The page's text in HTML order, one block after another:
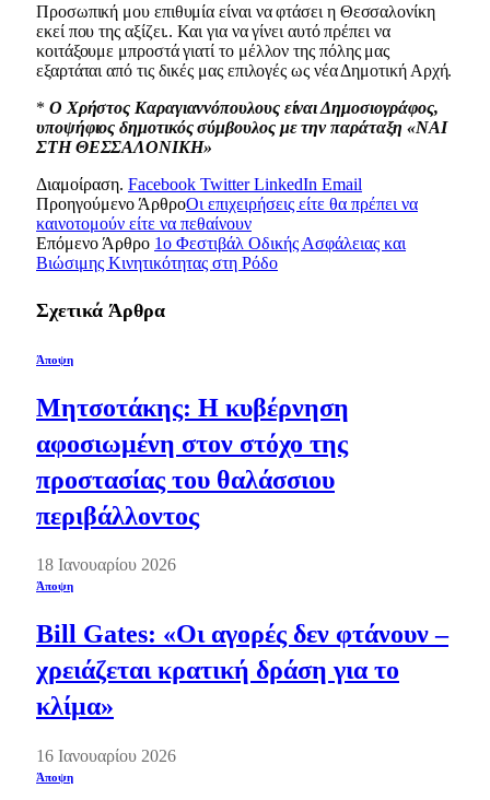
Προσωπική μου επιθυμία είναι να φτάσει η Θεσσαλονίκη
εκεί που της αξίζει.. Και για να γίνει αυτό πρέπει να
κοιτάξουμε μπροστά γιατί το μέλλον της πόλης μας
εξαρτάται από τις δικές μας επιλογές ως νέα Δημοτική Αρχή.
* Ο Χρήστος Καραγιαννόπουλους είναι Δημοσιογράφος,
υποψήφιος δημοτικός σύμβουλος με την παράταξη «ΝΑΙ
ΣΤΗ ΘΕΣΣΑΛΟΝΙΚΗ»
Διαμοίραση. Facebook Twitter LinkedIn Email
Προηγούμενο ΆρθροΟι επιχειρήσεις είτε θα πρέπει να
καινοτομούν είτε να πεθαίνουν
Επόμενο Άρθρο 1ο Φεστιβάλ Οδικής Ασφάλειας και
Βιώσιμης Κινητικότητας στη Ρόδο
Σχετικά Άρθρα
Άποψη
Μητσοτάκης: Η κυβέρνηση
αφοσιωμένη στον στόχο της
προστασίας του θαλάσσιου
περιβάλλοντος
18 Ιανουαρίου 2026
Άποψη
Bill Gates: «Οι αγορές δεν φτάνουν –
χρειάζεται κρατική δράση για το
κλίμα»
16 Ιανουαρίου 2026
Άποψη